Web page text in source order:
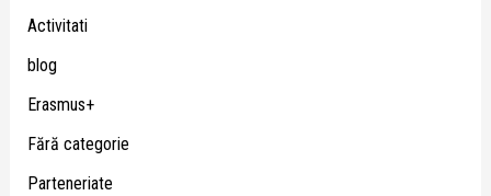
Activitati
blog
Erasmus+
Fără categorie
Parteneriate